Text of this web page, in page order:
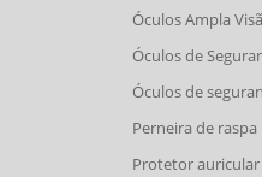
Óculos Ampla
Óculos de
Óculos de
Perneira de raspa
Protetor auricular